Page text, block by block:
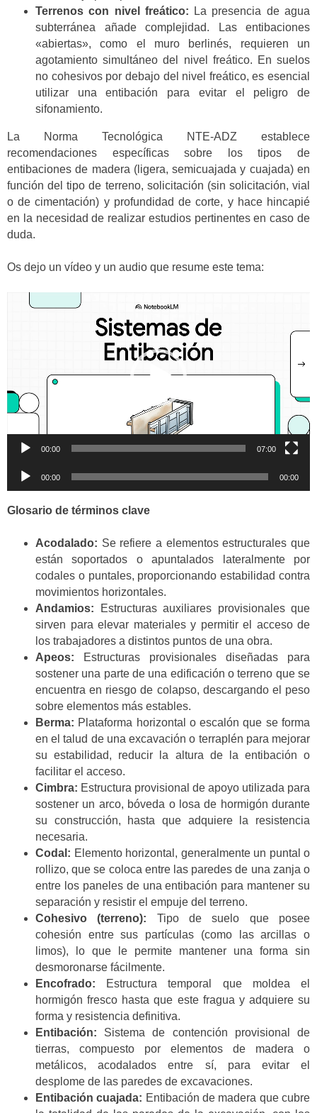
Terrenos con nivel freático: La presencia de agua
subterránea añade complejidad. Las entibaciones
«abiertas», como el muro berlinés, requieren un
agotamiento simultáneo del nivel freático. En suelos
no cohesivos por debajo del nivel freático, es esencial
utilizar una entibación para evitar el peligro de
sifonamiento.
La Norma Tecnológica NTE-ADZ establece
recomendaciones específicas sobre los tipos de
entibaciones de madera (ligera, semicuajada y cuajada) en
función del tipo de terreno, solicitación (sin solicitación, vial
o de cimentación) y profundidad de corte, y hace hincapié
en la necesidad de realizar estudios pertinentes en caso de
duda.
Os dejo un vídeo y un audio que resume este tema:
00:00 07:00
Reproductor
audio
00:00 00:00
Glosario de términos clave
Acodalado: Se refiere a elementos estructurales que
están soportados o apuntalados lateralmente por
codales o puntales, proporcionando estabilidad contra
movimientos horizontales.
Andamios: Estructuras auxiliares provisionales que
sirven para elevar materiales y permitir el acceso de
los trabajadores a distintos puntos de una obra.
Apeos: Estructuras provisionales diseñadas para
sostener una parte de una edificación o terreno que se
encuentra en riesgo de colapso, descargando el peso
sobre elementos más estables.
Berma: Plataforma horizontal o escalón que se forma
en el talud de una excavación o terraplén para mejorar
su estabilidad, reducir la altura de la entibación o
facilitar el acceso.
Cimbra: Estructura provisional de apoyo utilizada para
sostener un arco, bóveda o losa de hormigón durante
su construcción, hasta que adquiere la resistencia
necesaria.
Codal: Elemento horizontal, generalmente un puntal o
rollizo, que se coloca entre las paredes de una zanja o
entre los paneles de una entibación para mantener su
separación y resistir el empuje del terreno.
Cohesivo (terreno): Tipo de suelo que posee
cohesión entre sus partículas (como las arcillas o
limos), lo que le permite mantener una forma sin
desmoronarse fácilmente.
Encofrado: Estructura temporal que moldea el
hormigón fresco hasta que este fragua y adquiere su
forma y resistencia definitiva.
Entibación: Sistema de contención provisional de
tierras, compuesto por elementos de madera o
metálicos, acodalados entre sí, para evitar el
desplome de las paredes de excavaciones.
Entibación cuajada: Entibación de madera que cubre